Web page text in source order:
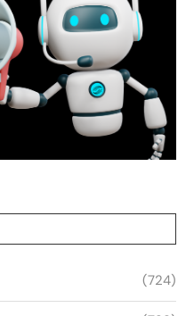
(724)